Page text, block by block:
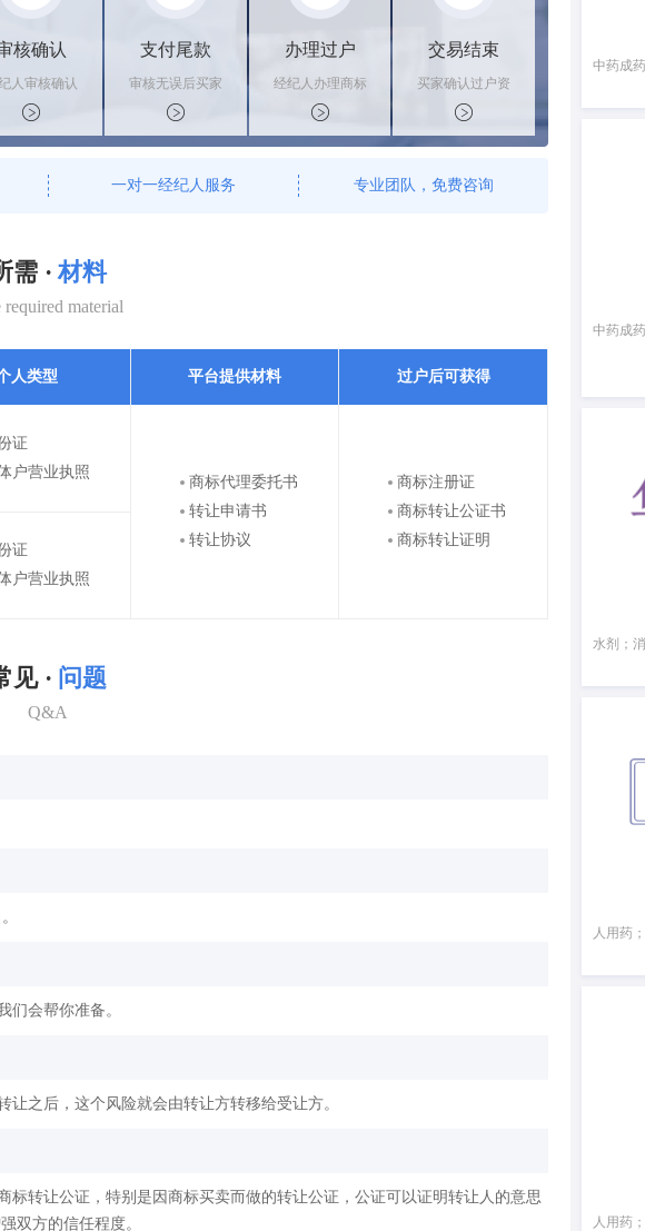
核确认
人审核确认
商标状态
支付尾款
审核无误后买家
支付尾款，卖家
办理相关手续
办理过户
经纪人办理商标
转让手续，交付
相关证书
交易结束
买家确认过户资
料后，平台解冻
资金支付卖家
一对一经纪人服务 专业团队，免费咨询
需 · 材料
required material
人类型 平台提供材料 过户后可获得
证
户营业执照
商标代理委托书
转让申请书
转让协议
商标注册证
商标转让公证书
商标转让证明
证
户营业执照
见 · 问题
Q&A
们会帮你准备。
之后，这个风险就会由转让方转移给受让方。
转让公证，特别是因商标买卖而做的转让公证，公证可以证明转让人的意思
双方的信任程度。